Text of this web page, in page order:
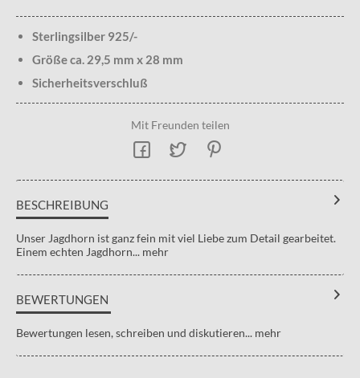
Sterlingsilber 925/-
Größe ca. 29,5 mm x 28 mm
Sicherheitsverschluß
Mit Freunden teilen
BESCHREIBUNG
Unser Jagdhorn ist ganz fein mit viel Liebe zum Detail gearbeitet.
Einem echten Jagdhorn... mehr
BEWERTUNGEN
Bewertungen lesen, schreiben und diskutieren... mehr